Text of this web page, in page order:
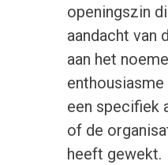
openingszin
aandacht van
aan het
een specifiek
of de
heeft gewekt.